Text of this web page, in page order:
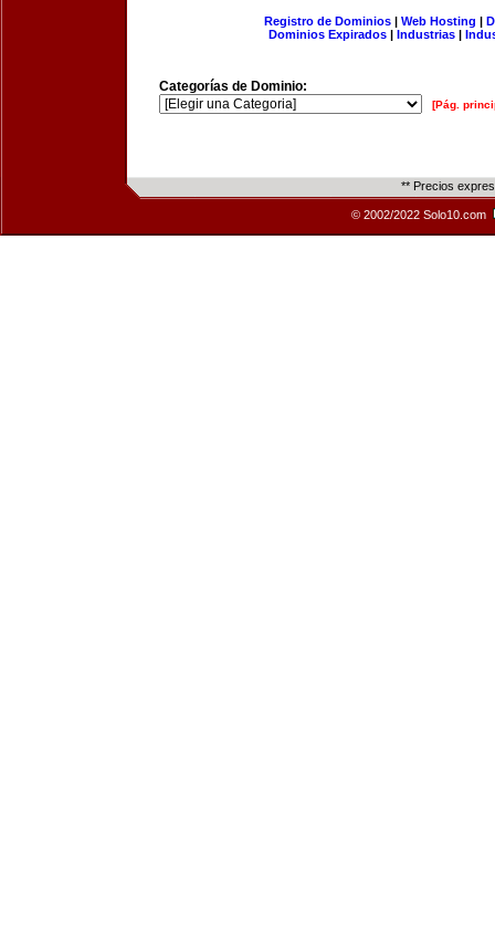
Registro de Dominios| Web Hosting |
Dominios Expirados | Industrias |
Categorías de Dominio:
[Pág.
** Precios
© 2002/2022 Solo10.com